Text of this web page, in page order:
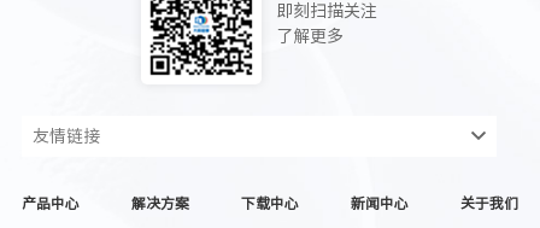
即刻扫描关注
了解更多
友情链接
产品中心 解决方案 下载中心 新闻中心 关于我们